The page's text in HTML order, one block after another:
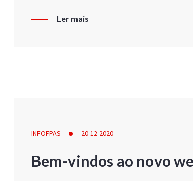
Ler mais
INFOFPAS 20-12-2020
Bem-vindos ao novo